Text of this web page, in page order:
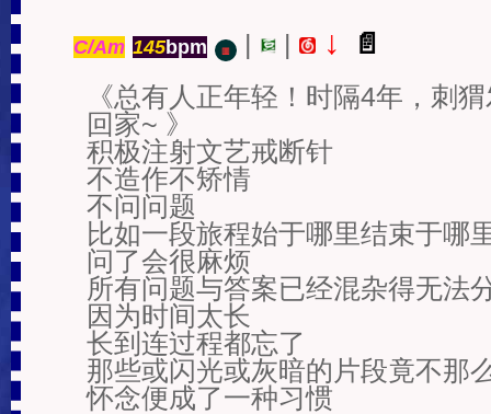
C/Am 145bpm ▥ | | ↓
📄
《总有人正年轻！时隔4年，刺
回家~ 》
积极注射文艺戒断针
不造作不矫情
不问问题
比如一段旅程始于哪里结束于哪
问了会很麻烦
所有问题与答案已经混杂得无法
因为时间太长
长到连过程都忘了
那些或闪光或灰暗的片段竟不那
怀念便成了一种习惯